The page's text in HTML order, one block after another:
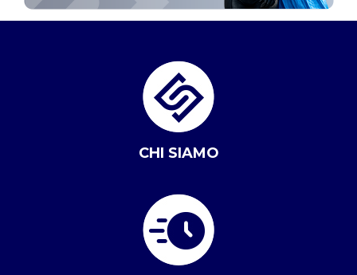
CHI SIAMO